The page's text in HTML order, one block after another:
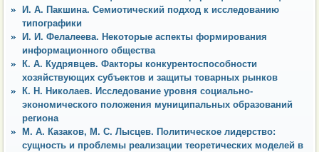
И. А. Пакшина. Семиотический подход к исследованию
типографики
И. И. Фелалеева. Некоторые аспекты формирования
информационного общества
К. А. Кудрявцев. Факторы конкурентоспособности
хозяйствующих субъектов и защиты товарных рынков
К. Н. Николаев. Исследование уровня социально-
экономического положения муниципальных образований
региона
М. А. Казаков, М. С. Лысцев. Политическое лидерство:
сущность и проблемы реализации теоретических моделей в